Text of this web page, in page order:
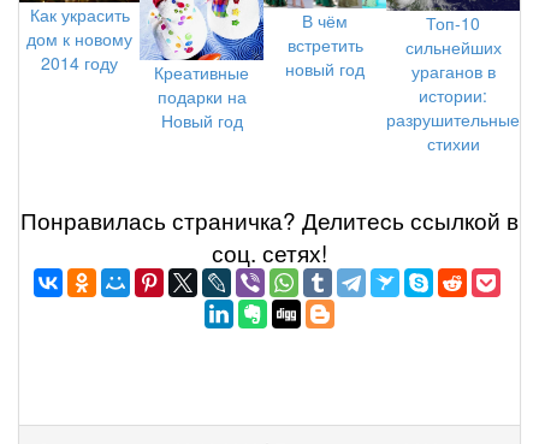
Как украсить
дом к новому
2014 году
Креативные
подарки на
Новый год
В чём
встретить
новый год
Топ-10
сильнейших
ураганов в
истории:
разрушительные
стихии
Понравилась страничка? Делитеcь ссылкой в
соц. сетях!